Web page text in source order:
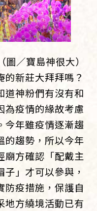
／寶島神很大）
新莊大拜拜嗎？
道神粉們有沒有和
為疫情的緣故考慮
今年雖疫情逐漸趨
的趨勢，所以今年
廟方確認「配戴主
」才可以參與，
防疫措施，保護自
地方繞境活動已有